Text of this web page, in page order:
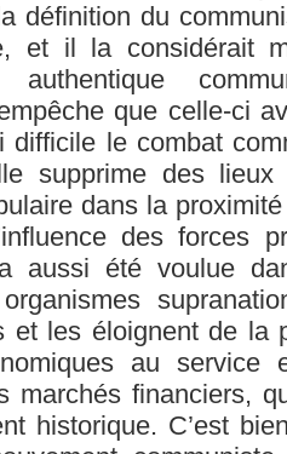
définition du
et il la considérait
authentique
que celle-ci
difficile le combat
supprime des
dans la
des forces
a aussi été voulue
et les éloignent de la
au service
marchés financiers,
historique. C’est